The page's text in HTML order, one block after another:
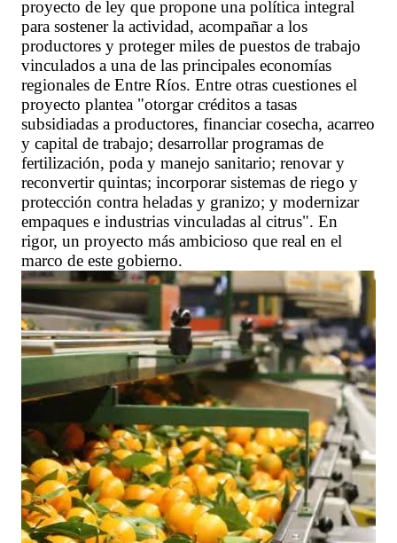
proyecto de ley que propone una política integral
para sostener la actividad, acompañar a los
productores y proteger miles de puestos de trabajo
vinculados a una de las principales economías
regionales de Entre Ríos. Entre otras cuestiones el
proyecto plantea "otorgar créditos a tasas
subsidiadas a productores, financiar cosecha, acarreo
y capital de trabajo; desarrollar programas de
fertilización, poda y manejo sanitario; renovar y
reconvertir quintas; incorporar sistemas de riego y
protección contra heladas y granizo; y modernizar
empaques e industrias vinculadas al citrus". En
rigor, un proyecto más ambicioso que real en el
marco de este gobierno.